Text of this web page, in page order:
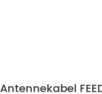
Antennekabel